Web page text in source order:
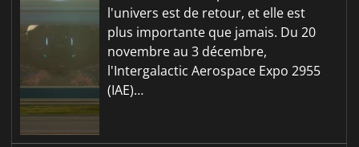
l'univers est de retour, et elle est
plus importante que jamais. Du 20
novembre au 3 décembre,
l'Intergalactic Aerospace Expo 2955
(IAE)…